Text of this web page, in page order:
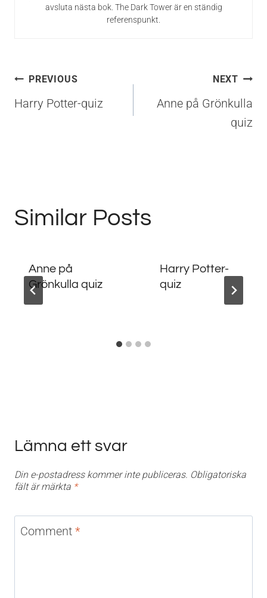
avsluta nästa bok. The Dark Tower är en ständig
referenspunkt.
Inläggsnavigering
PREVIOUS
Harry Potter-quiz
NEXT
Anne på Grönkulla
quiz
Similar Posts
Anne på
Grönkulla quiz
Harry Potter-
quiz
Lämna ett svar
Din e-postadress kommer inte publiceras. Obligatoriska
fält är märkta *
Comment *